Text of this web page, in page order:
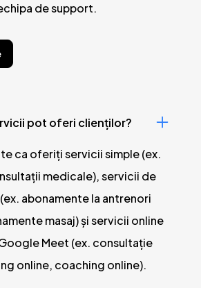
de support.
pot oferi clienților?
ca oferiți servicii simple (ex.
medicale), servicii de
abonamente la antrenori
masaj) și servicii online
Meet (ex. consultație
online, coaching online).